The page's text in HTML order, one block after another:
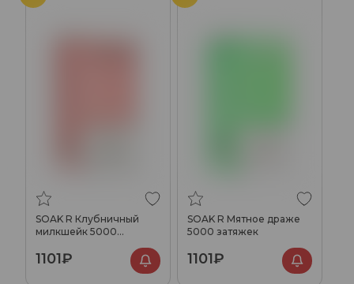
SOAK R Клубничный
милкшейк 5000
1101₽
SOAK R Мятное драже
5000 затяжек
1101₽